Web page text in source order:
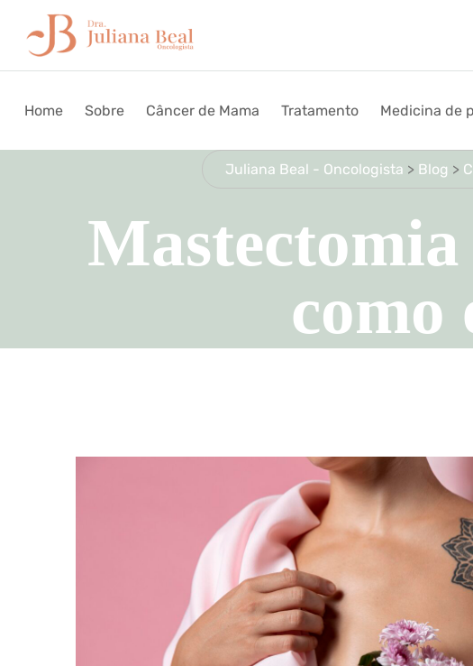
Home Sobre Câncer de Mama Tratamento Medicina de
Juliana Beal - Oncologista > Blog >
como